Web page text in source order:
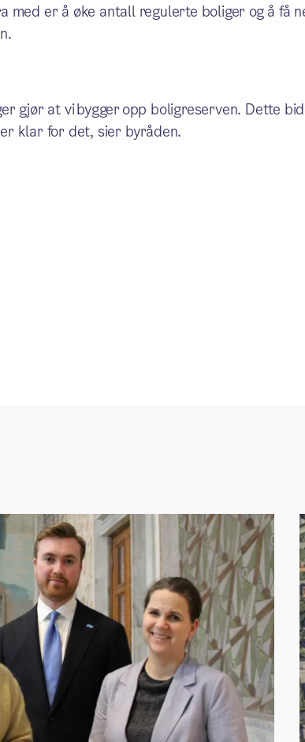
med er å øke antall regulerte boliger og å få
gjør at vi bygger opp boligreserven. Dette
klar for det, sier byråden.